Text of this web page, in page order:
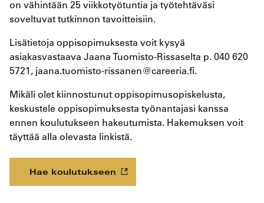
on vähintään 25 viikkotyötuntia ja työtehtäväsi
soveltuvat tutkinnon tavoitteisiin.
Lisätietoja oppisopimuksesta voit kysyä
asiakasvastaava Jaana Tuomisto-Rissaselta p. 040 620
5721, jaana.tuomisto-rissanen@careeria.fi.
Mikäli olet kiinnostunut oppisopimusopiskelusta,
keskustele oppisopimuksesta työnantajasi kanssa
ennen koulutukseen hakeutumista. Hakemuksen voit
täyttää alla olevasta linkistä.
Hae koulutukseen